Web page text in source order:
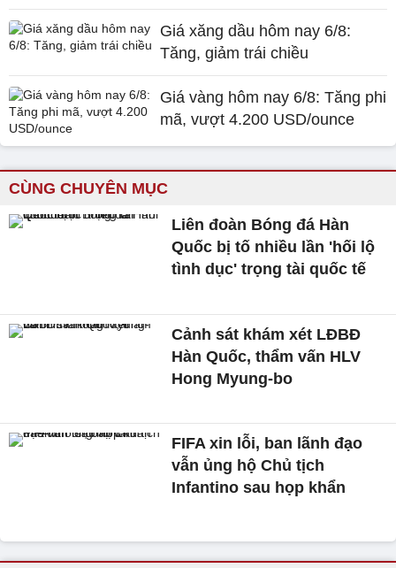
Giá xăng dầu hôm nay 6/8:
Tăng, giảm trái chiều
Giá vàng hôm nay 6/8: Tăng phi
mã, vượt 4.200 USD/ounce
CÙNG CHUYÊN MỤC
Liên đoàn Bóng đá Hàn
Quốc bị tố nhiều lần 'hối lộ
tình dục' trọng tài quốc tế
Cảnh sát khám xét LĐBĐ
Hàn Quốc, thẩm vấn HLV
Hong Myung-bo
FIFA xin lỗi, ban lãnh đạo
vẫn ủng hộ Chủ tịch
Infantino sau họp khẩn